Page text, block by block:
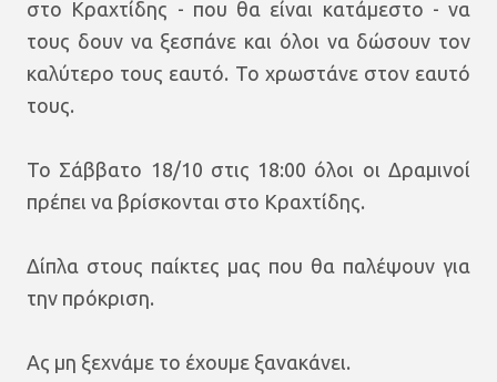
στο Κραχτίδης - που θα είναι κατάμεστο - να
τους δουν να ξεσπάνε και όλοι να δώσουν τον
καλύτερο τους εαυτό. Το χρωστάνε στον εαυτό
τους.
Το Σάββατο 18/10 στις 18:00 όλοι οι Δραμινοί
πρέπει να βρίσκονται στο Κραχτίδης.
Δίπλα στους παίκτες μας που θα παλέψουν για
την πρόκριση.
Ας μη ξεχνάμε το έχουμε ξανακάνει.